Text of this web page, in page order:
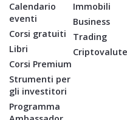
Calendario
eventi
Corsi gratuiti
Libri
Corsi Premium
Strumenti per
gli investitori
Programma
Immobili
Business
Trading
Criptovalute